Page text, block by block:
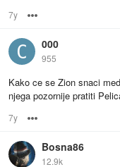
7y
000
955
Kako ce se Zion snaci
njega pozornije pratiti
7y
Bosna86
12.9k